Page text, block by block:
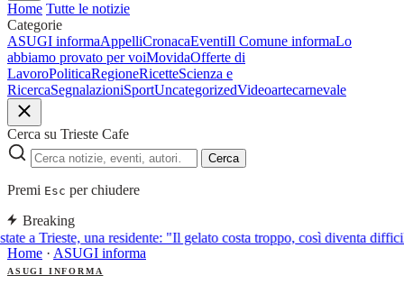
Home Tutte le notizie
Categorie
ASUGI informaAppelliCronacaEventiIl Comune informaLo
abbiamo provato per voiMovidaOfferte di
LavoroPoliticaRegioneRicetteScienza e
RicercaSegnalazioniSportUncategorizedVideoartecarnevale
Cerca su Trieste Cafe
Cerca
Premi Esc per chiudere
Breaking
a Trieste, una residente: "Il gelato costa troppo, così diventa
Home · ASUGI informa
ASUGI INFORMA